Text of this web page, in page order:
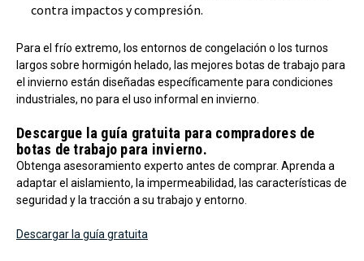
contra impactos y compresión.
Para el frío extremo, los entornos de congelación o los turnos
largos sobre hormigón helado, las mejores botas de trabajo para
el invierno están diseñadas específicamente para condiciones
industriales, no para el uso informal en invierno.
Descargue la guía gratuita para compradores de
botas de trabajo para invierno.
Obtenga asesoramiento experto antes de comprar. Aprenda a
adaptar el aislamiento, la impermeabilidad, las características de
seguridad y la tracción a su trabajo y entorno.
Descargar la guía gratuita